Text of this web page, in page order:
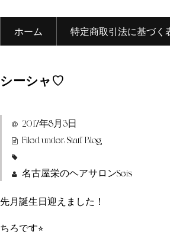
ホーム 特定商取引法に基づく
シーシャ♡
2017年8月3日
Filed under: Staff Blog
名古屋栄のヘアサロンSeis
先月誕生日迎えました！
ちろです⭐︎